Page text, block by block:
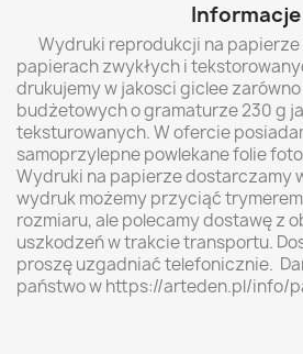
Informacje
Wydruki reprodukcji na papierze
papierach zwykłych i
drukujemy w jakosci giclee
budżetowych o gramaturze 230 g
teksturowanych. W ofercie
samoprzylepne powlekane folie
Wydruki na papierze dostarczamy
wydruk możemy przyciąć
rozmiaru, ale polecamy dostawę z
uszkodzeń w trakcie transportu.
proszę uzgadniać telefonicznie.
państwo w https://arteden.pl/info/